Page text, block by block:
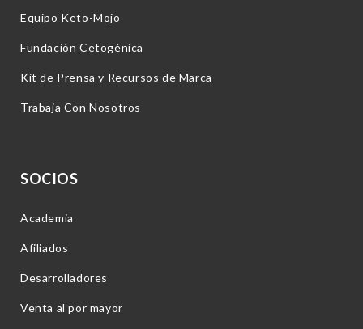
Equipo Keto-Mojo
Fundación Cetogénica
Kit de Prensa y Recursos de Marca
Trabaja Con Nosotros
SOCIOS
Academia
Afiliados
Desarrolladores
Venta al por mayor